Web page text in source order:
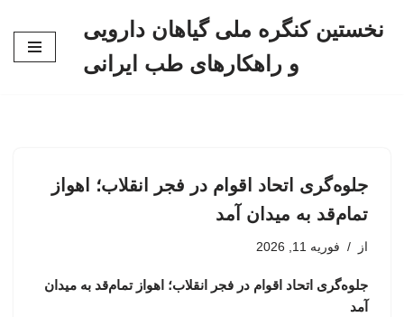
نخستین کنگره ملی گیاهان دارویی
و راهکارهای طب ایرانی
جلوه‌گری اتحاد اقوام در فجر انقلاب؛ اهواز
تمام‌قد به میدان آمد
از فوریه 11, 2026
جلوه‌گری اتحاد اقوام در فجر انقلاب؛ اهواز تمام‌قد به میدان
آمد